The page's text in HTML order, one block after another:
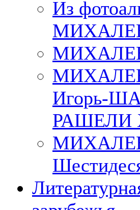
Из
Игорь-
РАШЕЛИ